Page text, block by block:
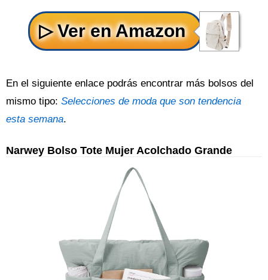
En el siguiente enlace podrás encontrar más bolsos del
mismo tipo: Selecciones de moda que son tendencia
esta semana.
Narwey Bolso Tote Mujer Acolchado Grande